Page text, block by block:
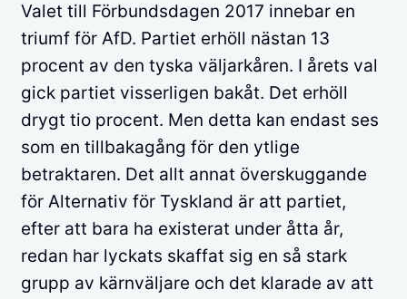
Valet till Förbundsdagen 2017 innebar en
triumf för AfD. Partiet erhöll nästan 13
procent av den tyska väljarkåren. I årets val
gick partiet visserligen bakåt. Det erhöll
drygt tio procent. Men detta kan endast ses
som en tillbakagång för den ytlige
betraktaren. Det allt annat överskuggande
för Alternativ för Tyskland är att partiet,
efter att bara ha existerat under åtta år,
redan har lyckats skaffat sig en så stark
grupp av kärnväljare och det klarade av att